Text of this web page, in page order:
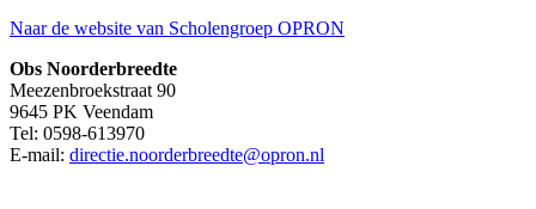
Naar de website van Scholengroep OPRON
Obs Noorderbreedte
Meezenbroekstraat 90
9645 PK Veendam
Tel: 0598-613970
E-mail: directie.noorderbreedte@opron.nl